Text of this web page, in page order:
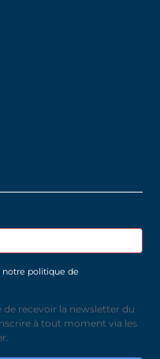
notre politique de
de recevoir la newsletter du
à tout moment via les